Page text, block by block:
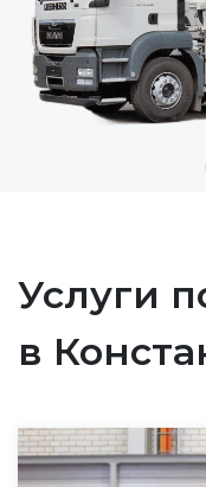
Услуги
в